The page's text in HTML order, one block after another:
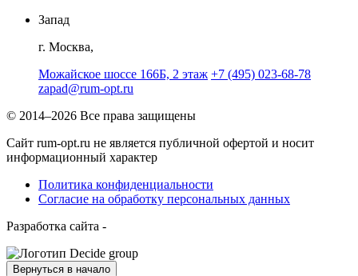
Запад
г. Москва,
Можайское шоссе 166Б, 2 этаж +7 (495) 023-68-78
zapad@rum-opt.ru
© 2014–2026 Все права защищены
Сайт rum-opt.ru не является публичной офертой и носит
информационный характер
Политика конфиденциальности
Согласие на обработку персональных данных
Разработка сайта -
Вернуться в начало